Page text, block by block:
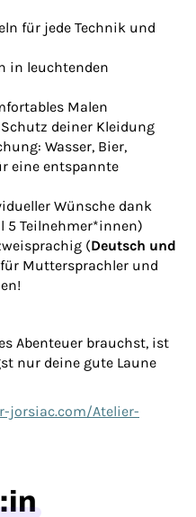
für jede Technik und
in leuchtenden
Malen
deiner Kleidung
Wasser, Bier,
eine entspannte
Wünsche dank
5 Teilnehmer*innen)
(Deutsch und
Muttersprachler und
Abenteuer brauchst, ist
nur deine gute Laune
jorsiac.com/Atelier-